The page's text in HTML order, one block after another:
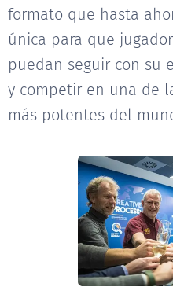
formato que hasta
única para que
puedan seguir con su
y competir en una de
más potentes del